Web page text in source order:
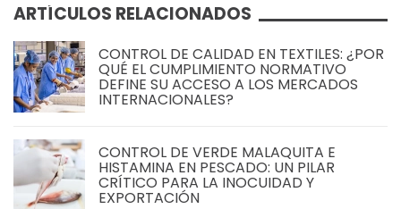
ARTÍCULOS RELACIONADOS
CONTROL DE CALIDAD EN TEXTILES: ¿POR
QUÉ EL CUMPLIMIENTO NORMATIVO
DEFINE SU ACCESO A LOS MERCADOS
INTERNACIONALES?
CONTROL DE VERDE MALAQUITA E
HISTAMINA EN PESCADO: UN PILAR
CRÍTICO PARA LA INOCUIDAD Y
EXPORTACIÓN